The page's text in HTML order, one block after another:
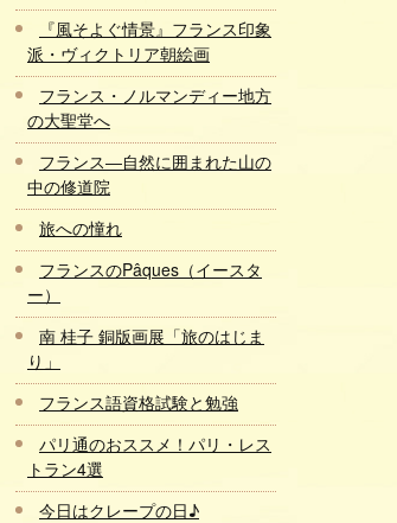
『風そよぐ情景』フランス印象
派・ヴィクトリア朝絵画
フランス・ノルマンディー地方
の大聖堂へ
フランス―自然に囲まれた山の
中の修道院
旅への憧れ
フランスのPâques（イースタ
ー）
南 桂子 銅版画展「旅のはじま
り」
フランス語資格試験と勉強
パリ通のおススメ！パリ・レス
トラン4選
今日はクレープの日♪